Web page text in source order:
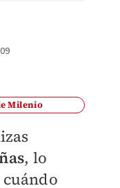
Milenio
, lo